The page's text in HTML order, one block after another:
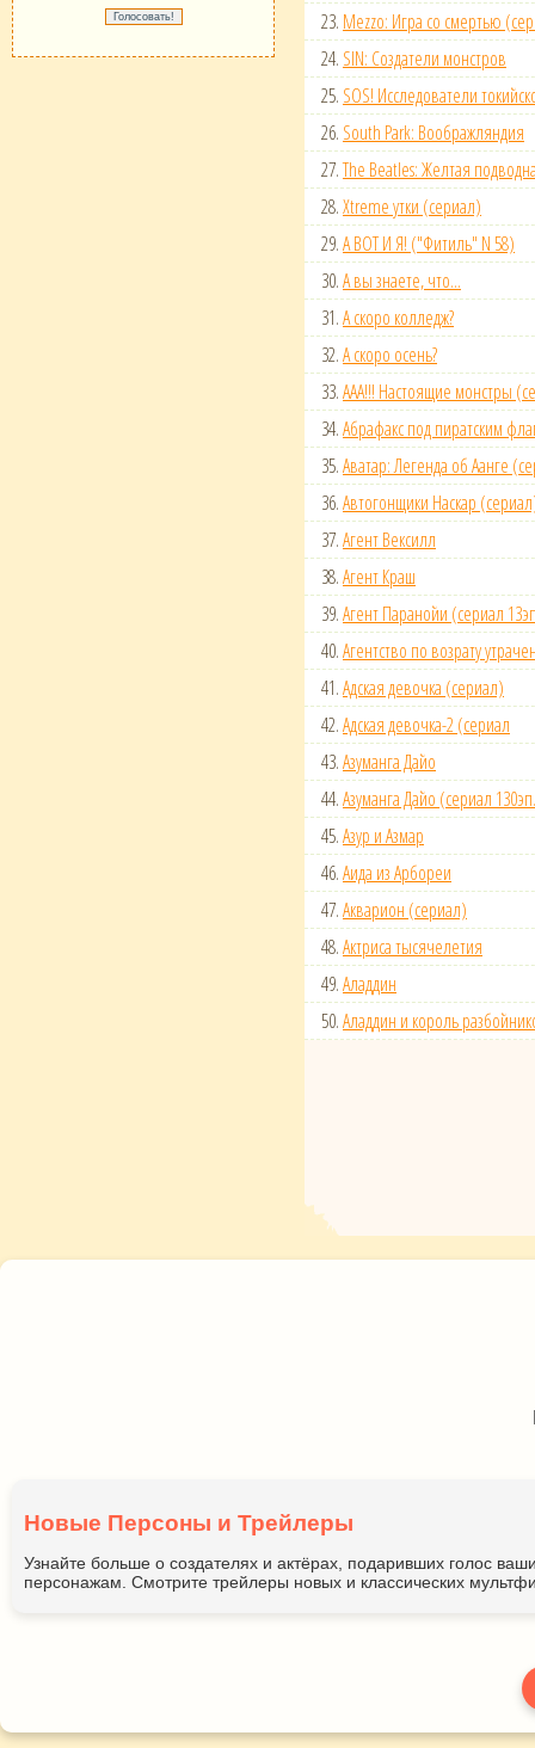
23. Mezzo: Игра со смертью
24. SIN: Создатели монстров
25. SOS! Исследователи
26. South Park: Воображляндия
27.The Beatles: Желтая
28.Xtreme утки (сериал)
29.А ВОТ И Я! ("Фитиль" N 58)
30.А вы знаете, что...
31.А скоро колледж?
32.А скоро осень?
33.ААА!!! Настоящие монстры
34.Абрафакс под пиратским
35.Аватар: Легенда об Аанге
36.Автогонщики Наскар
37.Агент Вексилл
38.Агент Краш
39.Агент Паранойи (сериал
40.Агентство по возрату
41.Адская девочка (сериал)
42.Адская девочка-2 (сериал
43.Азуманга Дайо
44.Азуманга Дайо (сериал
45.Азур и Азмар
46.Аида из Арбореи
47.Акварион (сериал)
48.Актриса тысячелетия
49.Аладдин
50.Аладдин и король
Новые Персоны и Трейлеры
Узнайте больше о создателях и актёрах, подаривших голос
персонажам. Смотрите трейлеры новых и классических